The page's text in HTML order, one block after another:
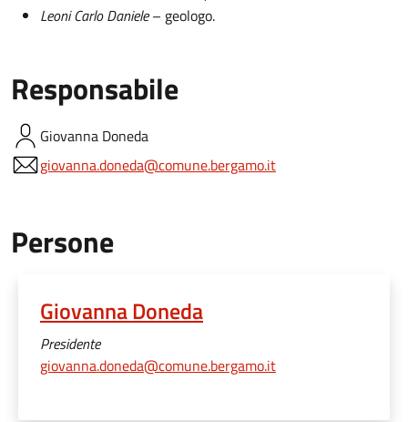
Leoni Carlo Daniele– geologo.
Responsabile
Giovanna Doneda
giovanna.doneda@comune.bergamo.it
Persone
Giovanna Doneda
Presidente
giovanna.doneda@comune.bergamo.it